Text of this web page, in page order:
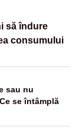
să îndure
consumului
sau nu
se întâmplă